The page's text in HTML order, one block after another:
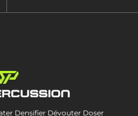
Densifier Dévouter Doser